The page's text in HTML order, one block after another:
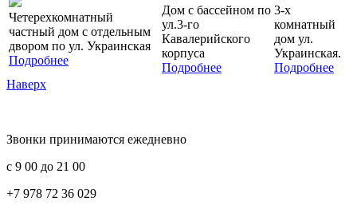
Четерехкомнатный
частный дом с отдельным
двором по ул. Украинская
Подробнее
Дом с бассейном по
ул.3-го
Кавалерийского
корпуса
Подробнее
3-х
комнатный
дом ул.
Украинская.
Подробнее
Наверх
Звонки принимаются ежедневно
с 9 00 до 21 00
+7 978 72 36 029